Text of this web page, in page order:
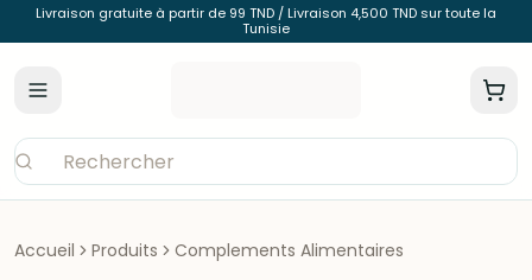
Livraison gratuite à partir de 99 TND / Livraison 4,500 TND sur toute la
Tunisie
Accueil Produits Complements Alimentaires